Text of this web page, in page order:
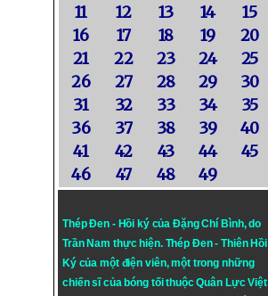
11
12 13 14
15
16
17 18 19
20
21
22 23 24
25
26
27 28 29
30
31
32 33 34
35
36
37 38 39
40
41
42 43 44
45
46
47 48 49
Thép Đen - Hồi ký của Đặng Chí Bình, do
Trần Nam thực hiện. Thép Đen- Thiên Hồi
Ký của một điện viên, một trong những
chiến sĩ của bóng tối thuộc Quân Lực Việt